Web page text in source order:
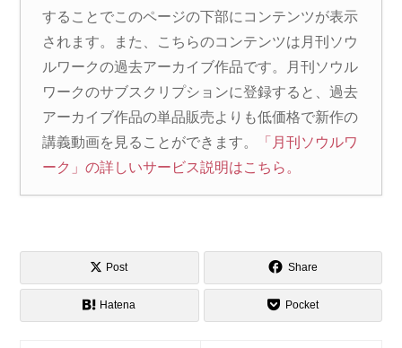
することでこのページの下部にコンテンツが表示
されます。また、こちらのコンテンツは月刊ソウ
ルワークの過去アーカイブ作品です。月刊ソウル
ワークのサブスクリプションに登録すると、過去
アーカイブ作品の単品販売よりも低価格で新作の
講義動画を見ることができます。
「月刊ソウルワ
ーク」の詳しいサービス説明はこちら。
Post Share
Hatena Pocket